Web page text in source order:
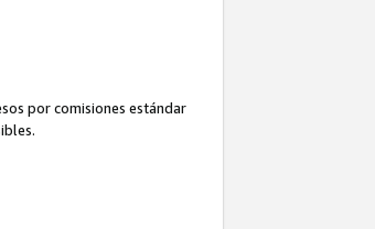
por comisiones estándar